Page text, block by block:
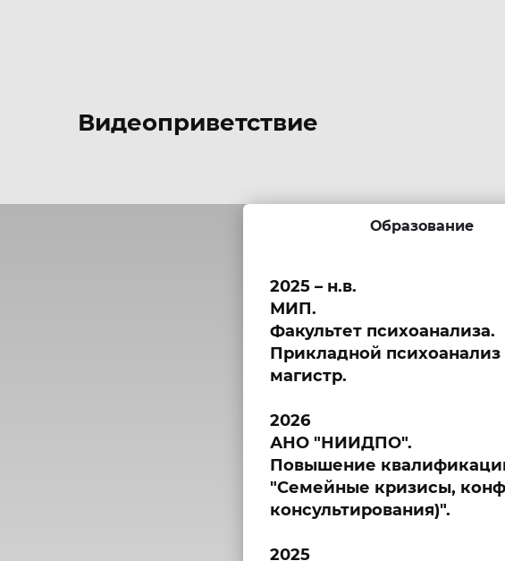
Видеоприветствие
Образование
2025 – н.в.
МИП.
Факультет психоанализа.
Прикладной психоанализ
магистр.
2026
АНО "НИИДПО".
Повышение
"Семейные кризисы,
консультирования)".
2025